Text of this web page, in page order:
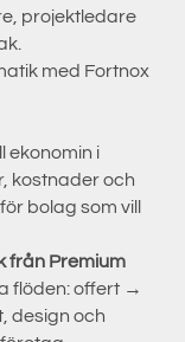
projektledare
med Fortnox
ekonomin i
kostnader och
bolag som vill
från Premium
flöden: offert →
design och